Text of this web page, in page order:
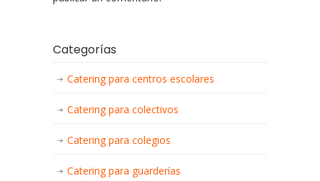
Categorías
Catering para centros escolares
Catering para colectivos
Catering para colegios
Catering para guarderías